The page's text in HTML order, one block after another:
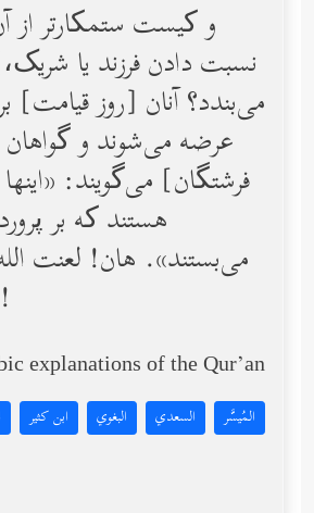
و کیست ستمکارتر
نسبت دادن فرزند یا
می‌بندد؟ آنان [روز قیامت]
عرضه می‌شوند و گواهان
فرشتگان] می‌گویند:
هستند که بر
می‌بستند». هان! لعنت
[مشرک] باد!
explanations of the Qur’an:
المُيسَّر السعدي البغوي ابن كثير